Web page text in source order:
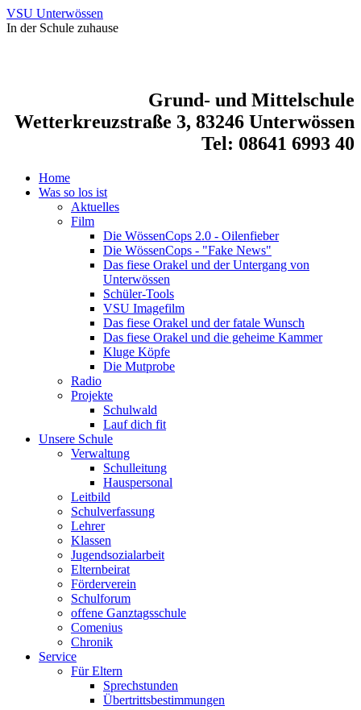
VSU Unterwössen
In der Schule zuhause
Grund- und Mittelschule
Wetterkreuzstraße 3, 83246 Unterwössen
Tel: 08641 6993 40
Home
Was so los ist
Aktuelles
Film
Die WössenCops 2.0 - Oilenfieber
Die WössenCops - "Fake News"
Das fiese Orakel und der Untergang von
Unterwössen
Schüler-Tools
VSU Imagefilm
Das fiese Orakel und der fatale Wunsch
Das fiese Orakel und die geheime Kammer
Kluge Köpfe
Die Mutprobe
Radio
Projekte
Schulwald
Lauf dich fit
Unsere Schule
Verwaltung
Schulleitung
Hauspersonal
Leitbild
Schulverfassung
Lehrer
Klassen
Jugendsozialarbeit
Elternbeirat
Förderverein
Schulforum
offene Ganztagsschule
Comenius
Chronik
Service
Für Eltern
Sprechstunden
Übertrittsbestimmungen